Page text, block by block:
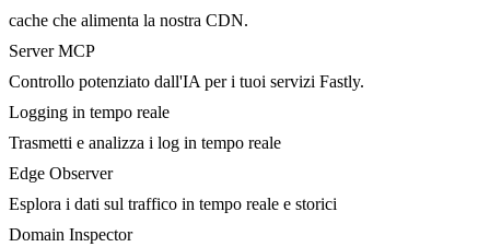
cache che alimenta la nostra CDN.
Server MCP
Controllo potenziato dall'IA per i tuoi servizi Fastly.
Logging in tempo reale
Trasmetti e analizza i log in tempo reale
Edge Observer
Esplora i dati sul traffico in tempo reale e storici
Domain Inspector